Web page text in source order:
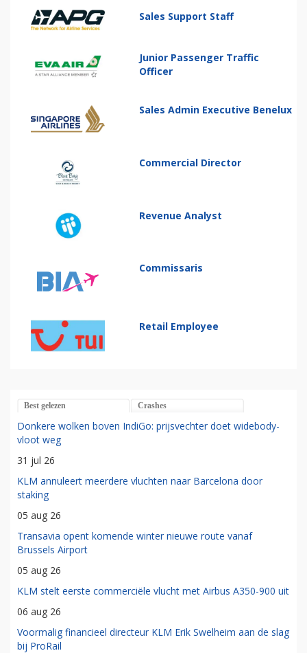
Sales Support Staff
Junior Passenger Traffic
Officer
Sales Admin Executive Benelux
Commercial Director
Revenue Analyst
Commissaris
Retail Employee
Best gelezen Crashes
Donkere wolken boven IndiGo: prijsvechter doet widebody-
vloot weg
31 jul 26
KLM annuleert meerdere vluchten naar Barcelona door
staking
05 aug 26
Transavia opent komende winter nieuwe route vanaf
Brussels Airport
05 aug 26
KLM stelt eerste commerciële vlucht met Airbus A350-900 uit
06 aug 26
Voormalig financieel directeur KLM Erik Swelheim aan de slag
bij ProRail